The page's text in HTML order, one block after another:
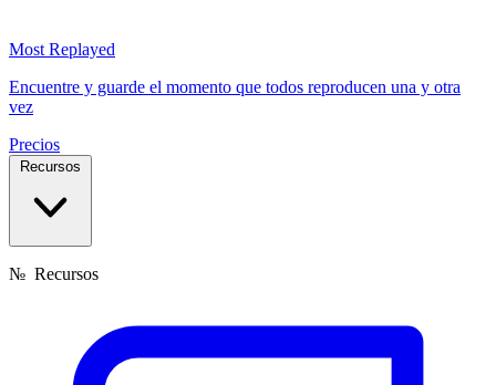
Most Replayed
Encuentre y guarde el momento que todos reproducen una y otra
vez
Precios
Recursos
№ Recursos